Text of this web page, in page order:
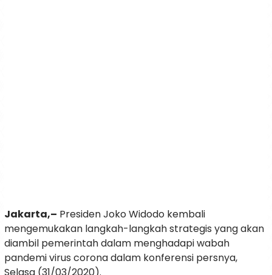
Jakarta,– Presiden Joko Widodo kembali
mengemukakan langkah-langkah strategis yang akan
diambil pemerintah dalam menghadapi wabah
pandemi virus corona dalam konferensi persnya,